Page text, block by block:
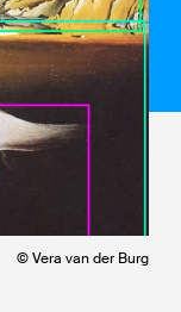
© Vera van der Burg